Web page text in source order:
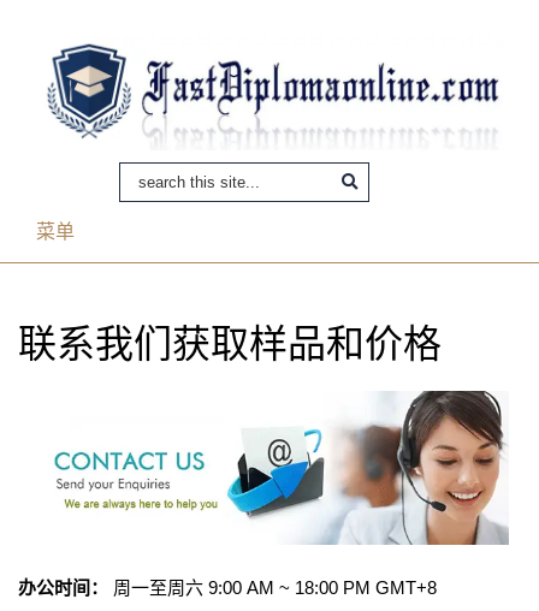
菜单
联系我们获取样品和价格
办公时间：
周一至周六 9:00 AM ~ 18:00 PM GMT+8